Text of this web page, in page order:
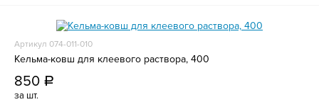
Артикул 074-011-010
Кельма-ковш для клеевого раствора, 400
850 a
за шт.